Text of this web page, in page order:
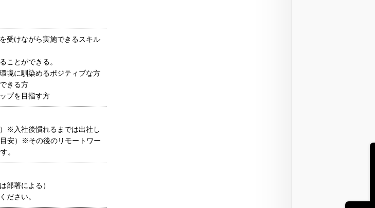
受けながら実施できるスキル
ことができる。
境に馴染めるポジティブな方
きる方
プを目指す方
※入社後慣れるまでは出社し
安）※その後のリモートワー
。
部署による）
ださい。